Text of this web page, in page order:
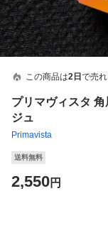
この商品は2日 で売
プリマヴィスタ
ジュ
Primavista
送料無料
2,550円